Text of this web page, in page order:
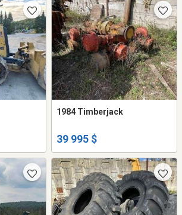
1984 Timberjack
39 995 $